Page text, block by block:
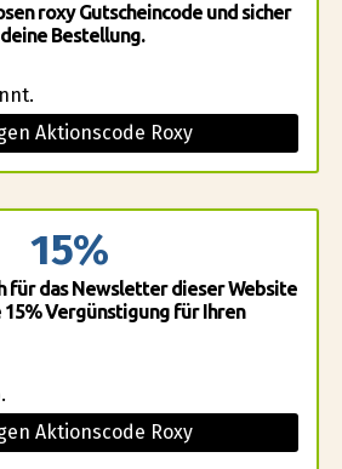
roxy Gutscheincode und sicher
Bestellung.
Aktionscode Roxy
15%
für das Newsletter dieser Website
15% Vergünstigung für Ihren
Aktionscode Roxy